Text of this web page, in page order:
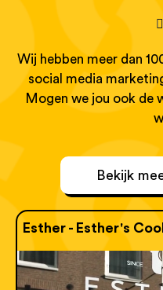

Wij hebben meer dan
social media
Mogen we jou ook de
Bekijk
Esther - Esther's